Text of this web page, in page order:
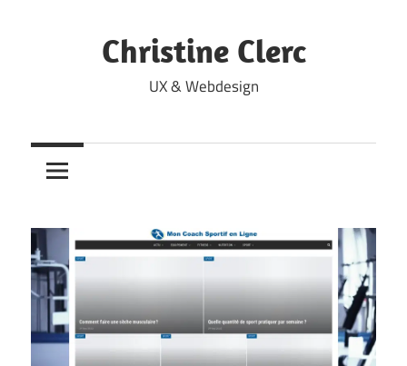
Christine Clerc
UX & Webdesign